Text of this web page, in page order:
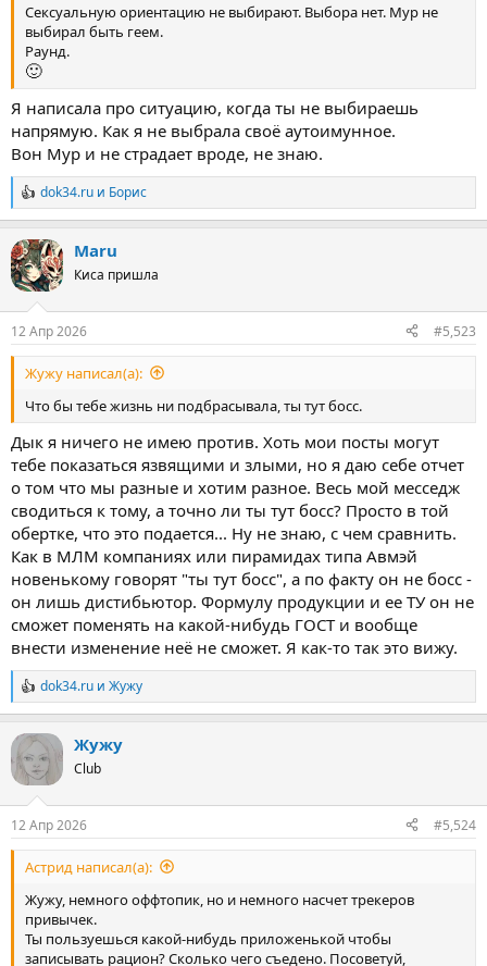
Сексуальную ориентацию не выбирают. Выбора нет. Мур не
выбирал быть геем.
Раунд.
🙂
Я написала про ситуацию, когда ты не выбираешь
напрямую. Как я не выбрала своё аутоимунное.
Вон Мур и не страдает вроде, не знаю.
Р
е
к
ц
и
dok34.ru и Борис
Maru
Киса пришла
12 Апр 2026 #5,523
Жужу написал(а):
Что бы тебе жизнь ни подбрасывала, ты тут босс.
Дык я ничего не имею против. Хоть мои посты могут
тебе показаться язвящими и злыми, но я даю себе отчет
о том что мы разные и хотим разное. Весь мой месседж
сводиться к тому, а точно ли ты тут босс? Просто в той
обертке, что это подается... Ну не знаю, с чем сравнить.
Как в МЛМ компаниях или пирамидах типа Авмэй
новенькому говорят "ты тут босс", а по факту он не босс -
он лишь дистибьютор. Формулу продукции и ее ТУ он не
сможет поменять на какой-нибудь ГОСТ и вообще
внести изменение неё не сможет. Я как-то так это вижу.
Р
е
ц
и
dok34.ru и Жужу
Жужу
Club
12 Апр 2026 #5,524
Астрид написал(а):
Жужу, немного оффтопик, но и немного насчет трекеров
привычек.
Ты пользуешься какой-нибудь приложенькой чтобы
записывать рацион? Сколько чего съедено. Посоветуй,